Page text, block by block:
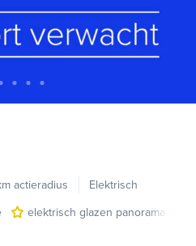
actieradius
Elektrisch
elektrisch glazen panorama-dak